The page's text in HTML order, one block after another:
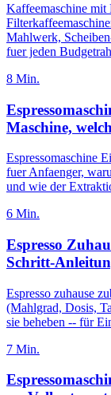
Kaffeemaschine
Mahlwerk,
fuer jeden
8 Min.
Maschine,
Espressomaschine
fuer Anfaenger,
und wie der
6 Min.
Espresso
Schritt-
Espresso zuhause
(Mahlgrad, Dosis,
sie beheben -- für
7 Min.